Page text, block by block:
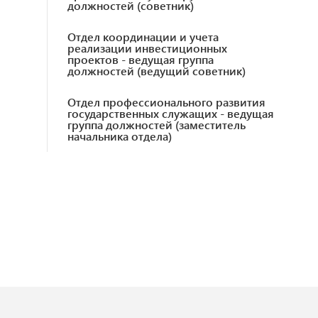
должностей (советник)
Отдел координации и учета
реализации инвестиционных
проектов - ведущая группа
должностей (ведущий советник)
Отдел профессионального развития
государственных служащих - ведущая
группа должностей (заместитель
начальника отдела)